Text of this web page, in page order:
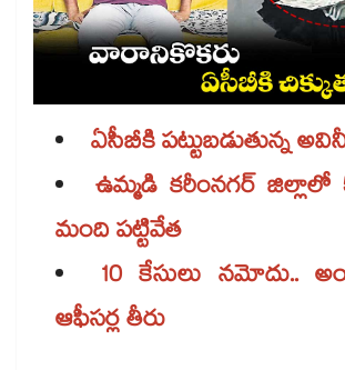
ఏసీబీకి పట్టుబడుతున్న
ఉమ్మడి కరీంనగర్ జిల్లాలో
మంది పట్టివేత
10 కేసులు
ఆఫీసర్ల తీరు